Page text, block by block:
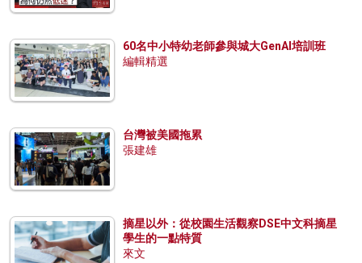
60名中小特幼老師參與城大GenAI培訓班
編輯精選
台灣被美國拖累
張建雄
摘星以外：從校園生活觀察DSE中文科摘星
學生的一點特質
來文